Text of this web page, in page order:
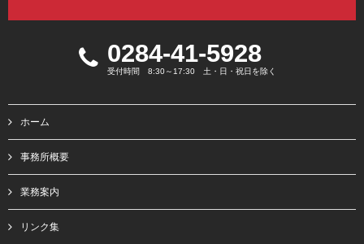
0284-41-5928
受付時間 8:30～17:30 土・日・祝日を除く
ホーム
事務所概要
業務案内
リンク集